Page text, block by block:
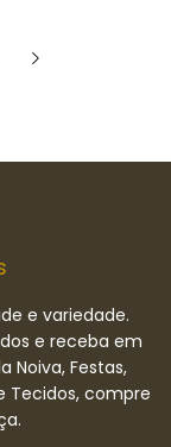
e variedade.
e receba em
Noiva, Festas,
Tecidos, compre